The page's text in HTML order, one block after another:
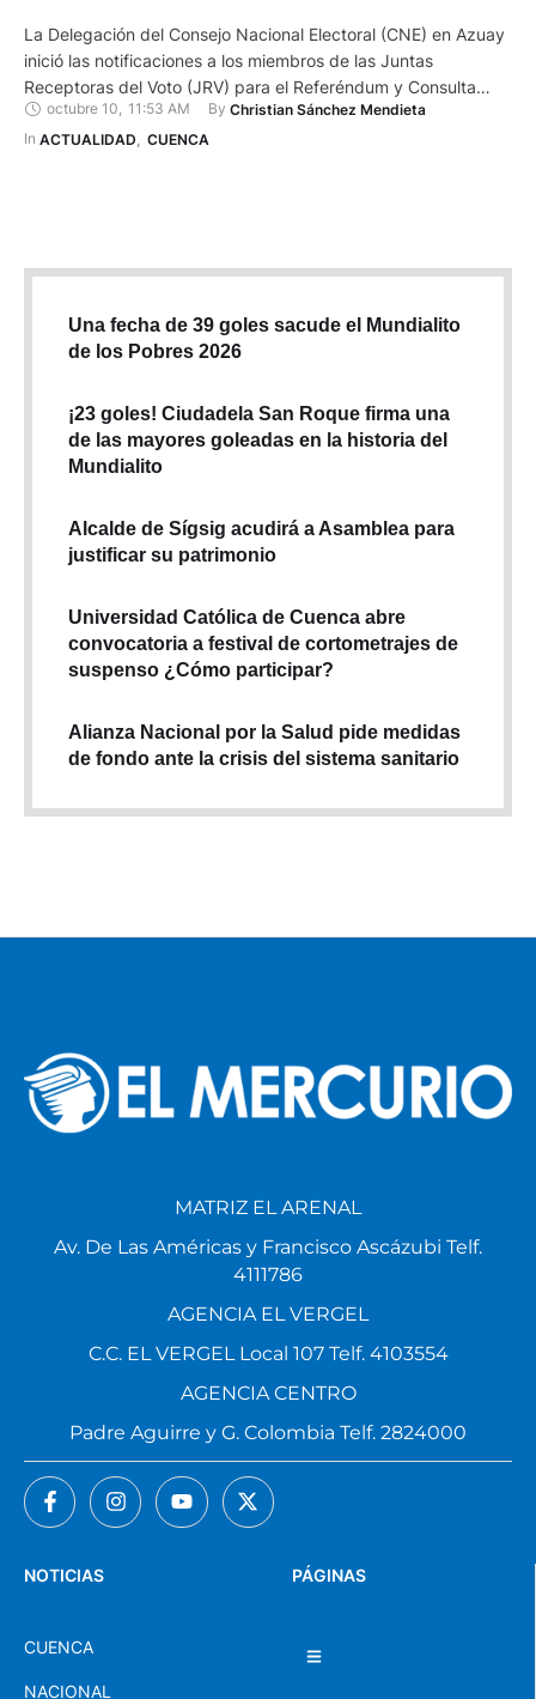
La Delegación del Consejo Nacional Electoral (CNE) en Azuay
inició las notificaciones a los miembros de las Juntas
Receptoras del Voto (JRV) para el Referéndum y Consulta
Popular 2025, que será el 16 de noviembre. Brigadas de
funcionarios recorren Pucará y sus comunidades para
octubre 10, 11:53 AM By Christian Sánchez Mendieta
In ACTUALIDAD CUENCA
Una fecha de 39 goles sacude el Mundialito
de los Pobres 2026
¡23 goles! Ciudadela San Roque firma una
de las mayores goleadas en la historia del
Mundialito
Alcalde de Sígsig acudirá a Asamblea para
justificar su patrimonio
Universidad Católica de Cuenca abre
convocatoria a festival de cortometrajes de
suspenso ¿Cómo participar?
Alianza Nacional por la Salud pide medidas
de fondo ante la crisis del sistema sanitario
PÁGINAS
NOTICIAS
CUENCA
NACIONAL
MATRIZ EL ARENAL
Av. De Las Américas y Francisco Ascázubi Telf.
4111786
AGENCIA EL VERGEL
C.C. EL VERGEL Local 107 Telf. 4103554
AGENCIA CENTRO
Padre Aguirre y G. Colombia Telf. 2824000